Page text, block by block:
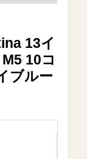
13イ
10コ
ブルー